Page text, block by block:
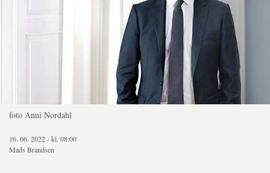
foto Anni Nordahl
16. 06. 2022 - kl. 08:00
Mads Brandsen